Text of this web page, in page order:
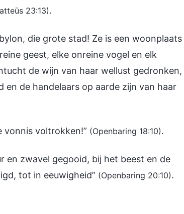
23:13).
die grote stad! Ze is een woonplaats
geest, elke onreine vogel en elk
de wijn van haar wellust gedronken,
de handelaars op aarde zijn van haar
vonnis voltrokken!” (Openbaring 18:10).
en zwavel gegooid, bij het beest en de
tot in eeuwigheid” (Openbaring 20:10).